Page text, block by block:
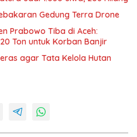
Gedung Terra Drone
Prabowo Tiba di Aceh:
Ton untuk Korban Banjir
agar Tata Kelola Hutan